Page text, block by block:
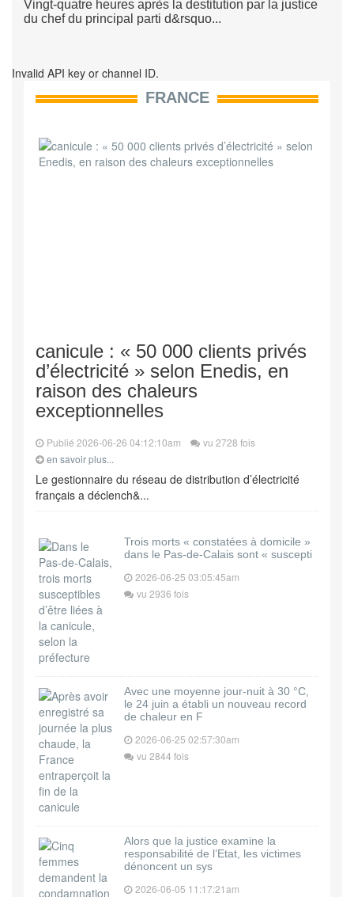
Vingt-quatre heures après la destitution par la justice
du chef du principal parti d&rsquo...
Invalid API key or channel ID.
FRANCE
canicule : « 50 000 clients privés
d’électricité » selon Enedis, en
raison des chaleurs
exceptionnelles
Publié 2026-06-26 04:12:10am
vu 2728 fois
en savoir plus...
Le gestionnaire du réseau de distribution d’électricité
français a déclench&...
Trois morts « constatées à domicile »
dans le Pas-de-Calais sont « suscepti
2026-06-25 03:05:45am
vu 2936 fois
Avec une moyenne jour-nuit à 30 °C,
le 24 juin a établi un nouveau record
de chaleur en F
2026-06-25 02:57:30am
vu 2844 fois
Alors que la justice examine la
responsabilité de l’Etat, les victimes
dénoncent un sys
2026-06-05 11:17:21am